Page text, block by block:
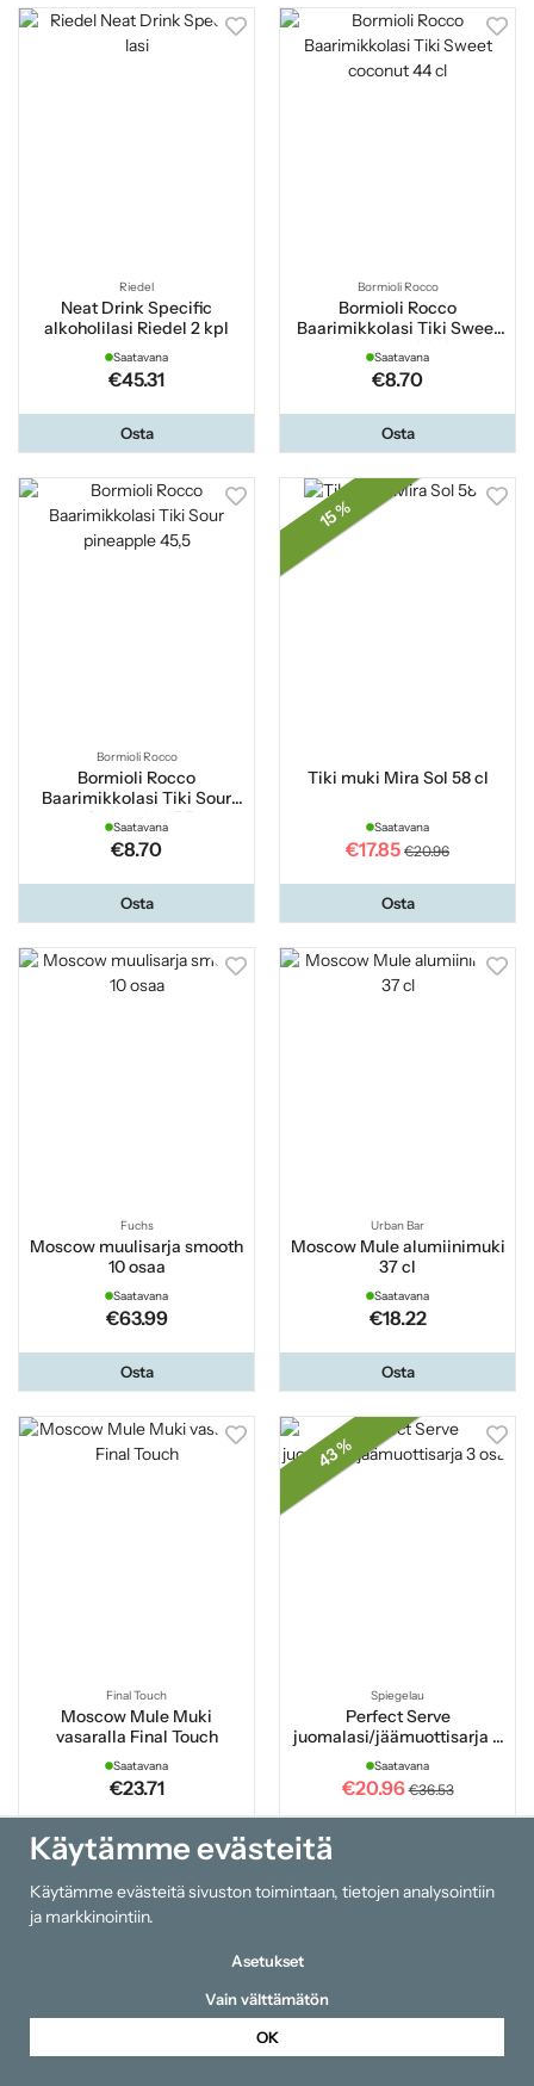
Riedel
Neat Drink Specific
alkoholilasi Riedel 2 kpl
Saatavana
€45.31
Osta
Bormioli Rocco
Bormioli Rocco
Baarimikkolasi Tiki Sweet
coconut 44 cl
Saatavana
€8.70
Osta
Bormioli Rocco
Bormioli Rocco
Baarimikkolasi Tiki Sour
pineapple 45,5
Saatavana
€8.70
Osta
15 %
Tiki muki Mira Sol 58 cl
Saatavana
€17.85 €20.96
Osta
Fuchs
Moscow muulisarja smooth
10 osaa
Saatavana
€63.99
Osta
Urban Bar
Moscow Mule alumiinimuki
37 cl
Saatavana
€18.22
Osta
Final Touch
Moscow Mule Muki
vasaralla Final Touch
Saatavana
€23.71
Osta
43 %
Spiegelau
Perfect Serve
juomalasi/jäämuottisarja 3
Saatavana
€20.96 €36.53
Käytämme evästeitä
Käytämme evästeitä sivuston toimintaan, tietojen analysointiin
ja markkinointiin.
Asetukset
Vain välttämätön
OK